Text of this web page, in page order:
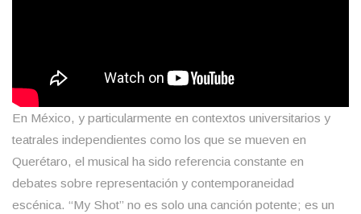
En México, y particularmente en contextos universitarios y
teatrales independientes como los que se mueven en
Querétaro, el musical ha sido referencia constante en
debates sobre representación y contemporaneidad
escénica. “My Shot” no es solo una canción potente; es un